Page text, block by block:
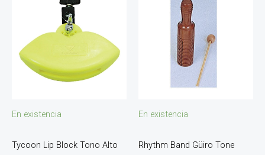
En existencia
Tycoon Lip Block Tono Alto
En existencia
Rhythm Band Güiro Tone